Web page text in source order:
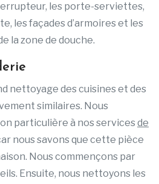
les porte-serviettes,
les façades d’armoires et les
la zone de douche.
nettoyage des cuisines et des
similaires. Nous
particulière à nos services de
nous savons que cette pièce
Nous commençons par
Ensuite, nous nettoyons les